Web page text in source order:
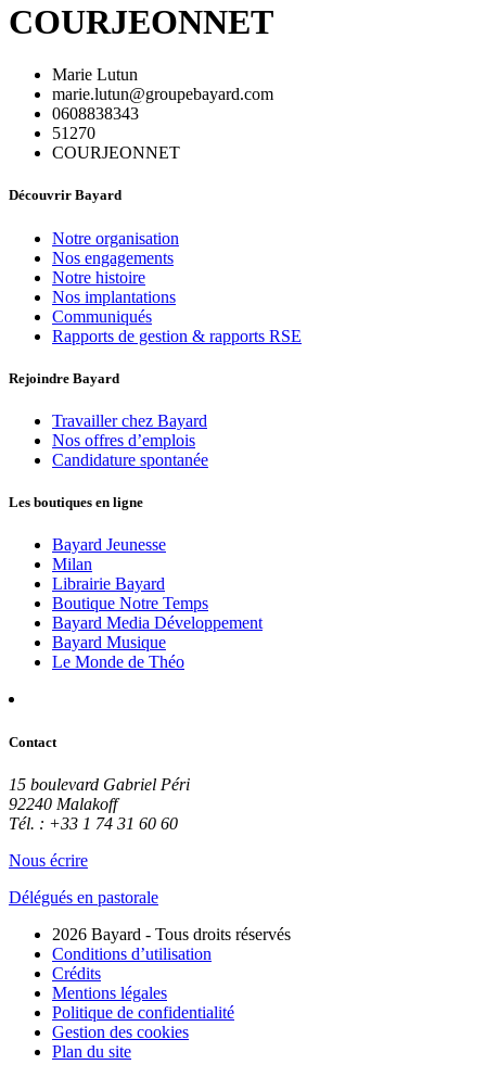
COURJEONNET
Marie Lutun
marie.lutun@groupebayard.com
0608838343
51270
COURJEONNET
Découvrir Bayard
Notre organisation
Nos engagements
Notre histoire
Nos implantations
Communiqués
Rapports de gestion & rapports RSE
Rejoindre Bayard
Travailler chez Bayard
Nos offres d’emplois
Candidature spontanée
Les boutiques en ligne
Bayard Jeunesse
Milan
Librairie Bayard
Boutique Notre Temps
Bayard Media Développement
Bayard Musique
Le Monde de Théo
Contact
15 boulevard Gabriel Péri
92240 Malakoff
Tél. : +33 1 74 31 60 60
Nous écrire
Délégués en pastorale
2026 Bayard - Tous droits réservés
Conditions d’utilisation
Crédits
Mentions légales
Politique de confidentialité
Gestion des cookies
Plan du site